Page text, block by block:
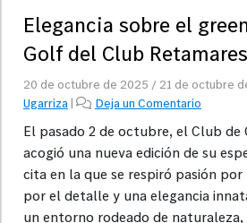
Elegancia sobre el
Golf del Club Retamares
20 de octubre de 2025 / 21 de octubre
Ugarriza| Deja un Comentario
El pasado 2 de octubre, el Club de
acogió una nueva edición de su
cita en la que se respiró pasión
por el detalle y una elegancia
un entorno rodeado de naturaleza,